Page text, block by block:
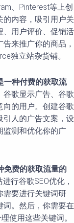
、Pinterest等上创
内容，吸引用户关
、用户评价、促销活
来推广你的商品，
独立站杂货铺。
一种付费的获取流
谷歌显示广告、谷歌
向的用户。创建谷歌
引人的广告文案，设
监测和优化你的广
免费的获取流量的
行谷歌SEO优化，
需要进行关键词研
词。然后，你需要在
使用这些关键词。